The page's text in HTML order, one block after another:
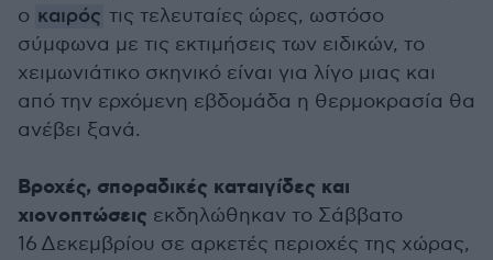
ο καιρός τις τελευταίες ώρες, ωστόσο
σύμφωνα με τις εκτιμήσεις των ειδικών, το
χειμωνιάτικο σκηνικό είναι για λίγο μιας και
από την ερχόμενη εβδομάδα η θερμοκρασία θα
ανέβει ξανά.
Βροχές, σποραδικές καταιγίδες και
χιονοπτώσεις εκδηλώθηκαν το Σάββατο
16 Δεκεμβρίου σε αρκετές περιοχές της χώρας,